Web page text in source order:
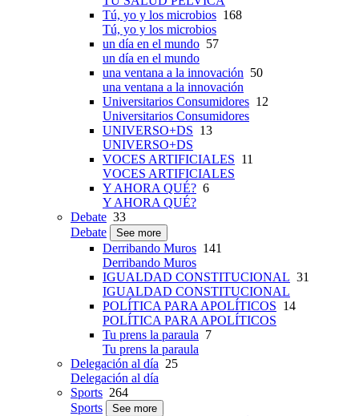
Tú, yo y los microbios 168
Tú, yo y los microbios
un día en el mundo 57
un día en el mundo
una ventana a la innovación 50
una ventana a la innovación
Universitarios Consumidores 12
Universitarios Consumidores
UNIVERSO+DS 13
UNIVERSO+DS
VOCES ARTIFICIALES 11
VOCES ARTIFICIALES
Y AHORA QUÉ? 6
Y AHORA QUÉ?
Debate 33
Debate
See more
Derribando Muros 141
Derribando Muros
IGUALDAD CONSTITUCIONAL 31
IGUALDAD CONSTITUCIONAL
POLÍTICA PARA APOLÍTICOS 14
POLÍTICA PARA APOLÍTICOS
Tu prens la paraula 7
Tu prens la paraula
Delegación al día 25
Delegación al día
Sports 264
Sports
See more